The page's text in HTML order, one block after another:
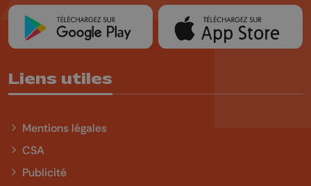
Liens utiles
Mentions légales
CSA
Publicité